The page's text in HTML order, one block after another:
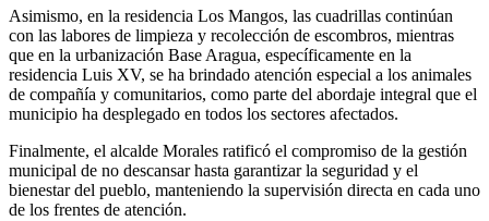
Asimismo, en la residencia Los Mangos, las cuadrillas continúan
con las labores de limpieza y recolección de escombros, mientras
que en la urbanización Base Aragua, específicamente en la
residencia Luis XV, se ha brindado atención especial a los animales
de compañía y comunitarios, como parte del abordaje integral que el
municipio ha desplegado en todos los sectores afectados.
Finalmente, el alcalde Morales ratificó el compromiso de la gestión
municipal de no descansar hasta garantizar la seguridad y el
bienestar del pueblo, manteniendo la supervisión directa en cada uno
de los frentes de atención.